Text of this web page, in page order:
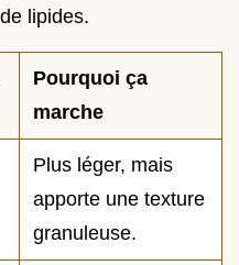
lipides.
Pourquoi ça
marche
Plus léger, mais
apporte une texture
granuleuse.